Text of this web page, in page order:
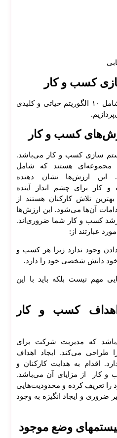
کسب و کار
سیستم سازی کسب و کار شامل ۱۰ الگوریتم حیاتی و کلیدی
کسب و کار
سازی کسب و کار می‌باشد.
مجموعه‌ای هستند که شامل
این ارزش‌ها نشان دهنده
کار برای چشم انداز آینده
تلاش کارکنان هستند از
آن‌ها می‌شود. این ارزش‌ها
رشد کسب و کار شما ضروری‌اند.
عبارتند از:
وجود ندارد زیرا هر کسب و
دانش شخصی خود را دارد.
مهم نیست بلکه باید با این
کسب و کار
که مدیریت شرکت برای
طراحی می‌کند. ایجاد اهداف
اقدام به هدایت کارکنان و
و کار از مزایای آن می‌باشد.
را تعریف کرده و محدودیت‌هایی
ضروری و ایجاد انگیزه به وجود
وضع موجود